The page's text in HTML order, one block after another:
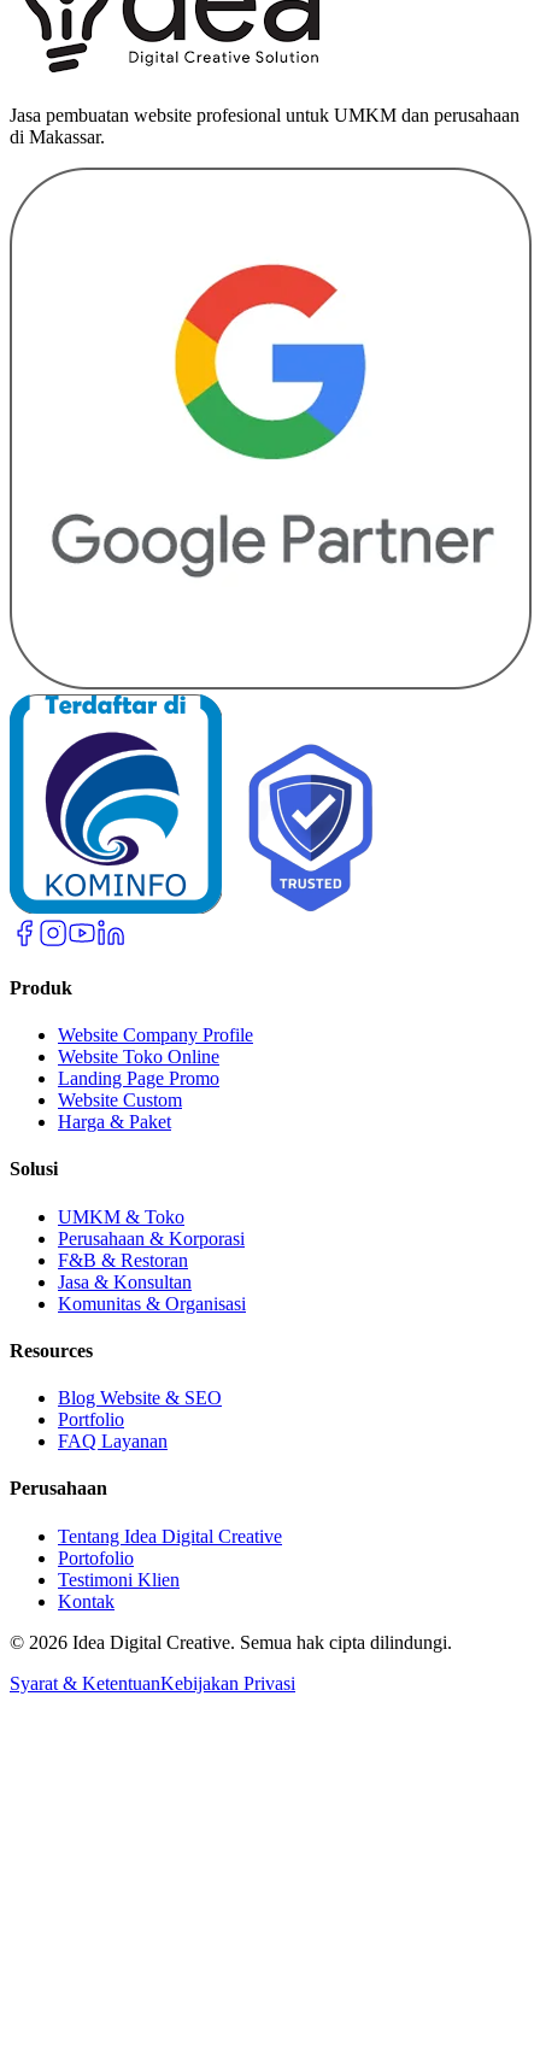
Jasa pembuatan website profesional untuk UMKM dan perusahaan
di Makassar.
Produk
Website Company Profile
Website Toko Online
Landing Page Promo
Website Custom
Harga & Paket
Solusi
UMKM & Toko
Perusahaan & Korporasi
F&B & Restoran
Jasa & Konsultan
Komunitas & Organisasi
Resources
Blog Website & SEO
Portfolio
FAQ Layanan
Perusahaan
Tentang Idea Digital Creative
Portofolio
Testimoni Klien
Kontak
© 2026 Idea Digital Creative. Semua hak cipta dilindungi.
Syarat & KetentuanKebijakan Privasi